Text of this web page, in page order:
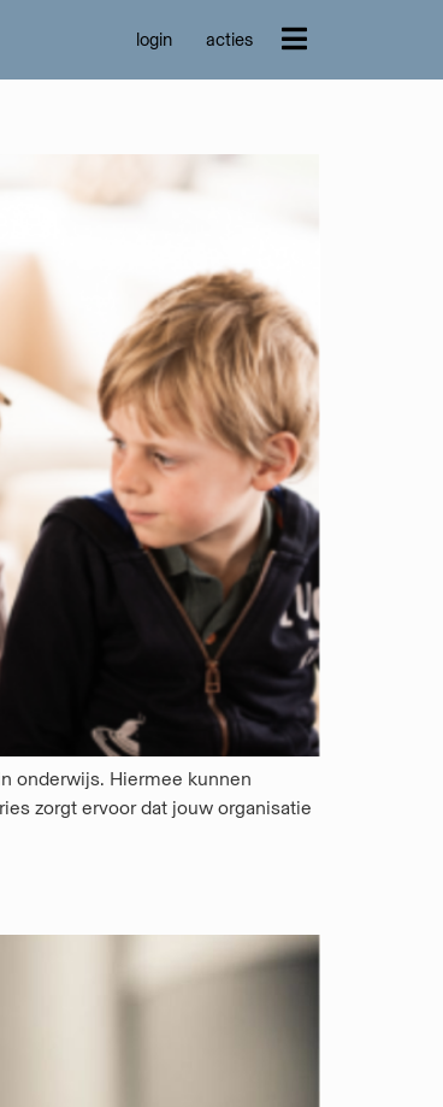
login acties
onderwijs. Hiermee kunnen
zorgt ervoor dat jouw organisatie